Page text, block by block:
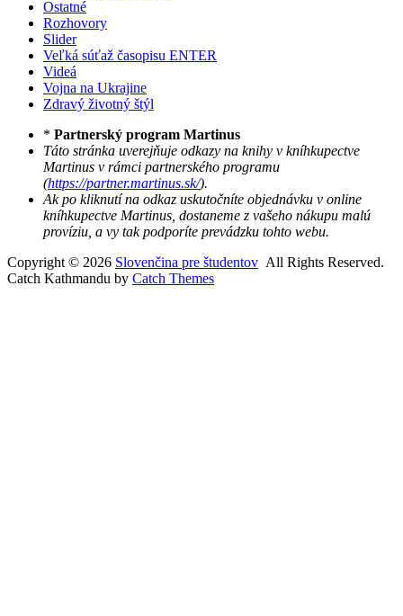
Ostatné
Rozhovory
Slider
Veľká súťaž časopisu ENTER
Videá
Vojna na Ukrajine
Zdravý životný štýl
* Partnerský program Martinus
Táto stránka uverejňuje odkazy na knihy v kníhkupectve
Martinus v rámci partnerského programu
(https://partner.martinus.sk/).
Ak po kliknutí na odkaz uskutočníte objednávku v online
kníhkupectve Martinus, dostaneme z vašeho nákupu malú
províziu, a vy tak podporíte prevádzku tohto webu.
Copyright © 2026 Slovenčina pre študentov All Rights Reserved.
Catch Kathmandu by Catch Themes